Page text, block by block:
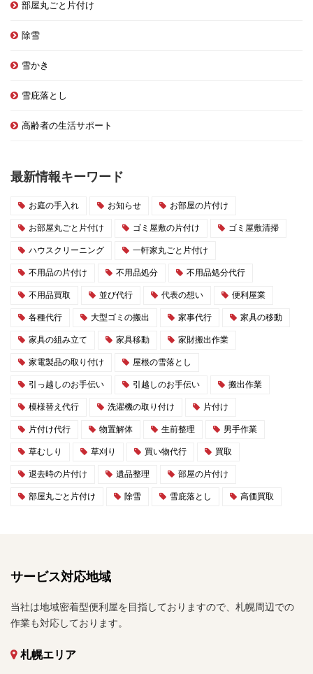
部屋丸ごと片付け
除雪
雪かき
雪庇落とし
高齢者の生活サポート
最新情報キーワード
お庭の手入れ お知らせ お部屋の片付け
お部屋丸ごと片付け ゴミ屋敷の片付け ゴミ屋敷清掃
ハウスクリーニング 一軒家丸ごと片付け
不用品の片付け 不用品処分 不用品処分代行
不用品買取 並び代行 代表の想い 便利屋業
各種代行 大型ゴミの搬出 家事代行 家具の移動
家具の組み立て 家具移動 家財搬出作業
家電製品の取り付け 屋根の雪落とし
引っ越しのお手伝い 引越しのお手伝い 搬出作業
模様替え代行 洗濯機の取り付け 片付け
片付け代行 物置解体 生前整理 男手作業
草むしり 草刈り 買い物代行 買取
退去時の片付け 遺品整理 部屋の片付け
部屋丸ごと片付け 除雪 雪庇落とし 高価買取
サービス対応地域
当社は地域密着型便利屋を目指しておりますので、札幌周辺での
作業も対応しております。
札幌エリア